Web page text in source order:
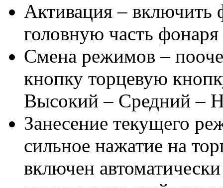
Активация – включить
головную часть
Смена режимов –
кнопку торцевую
Высокий – Средний –
Занесение текущего
сильное нажатие на
включен